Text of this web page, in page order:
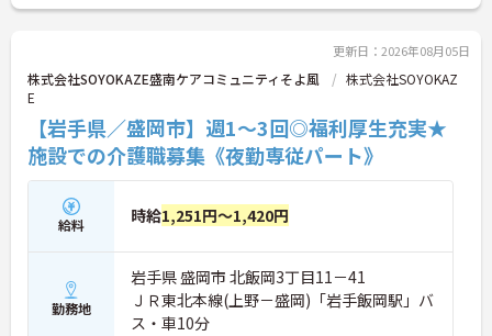
更新日：2026年08月05日
株式会社SOYOKAZE盛南ケアコミュニティそよ風
株式会社SOYOKAZ
E
【岩手県／盛岡市】週1～3回◎福利厚生充実★
施設での介護職募集《夜勤専従パート》
給料 時給1,251円～1,420円
勤務地
岩手県 盛岡市 北飯岡3丁目11－41
ＪＲ東北本線(上野－盛岡)「岩手飯岡駅」バ
ス・車10分